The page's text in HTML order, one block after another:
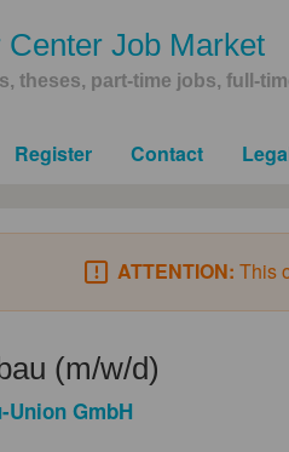
Center Job Market
theses, part-time jobs, full-
Register Contact
ATTENTION: This
(m/w/d)
Union GmbH